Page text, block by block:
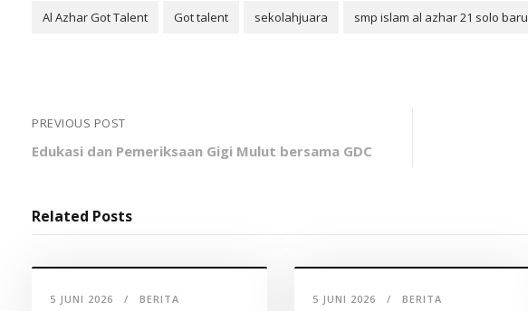
Al Azhar Got Talent Got talent sekolahjuara smp islam al azhar 21 solo baru
PREVIOUS POST
Edukasi dan Pemeriksaan Gigi Mulut bersama GDC
Related Posts
5 JUNI 2026 BERITA 5 JUNI 2026 BERITA